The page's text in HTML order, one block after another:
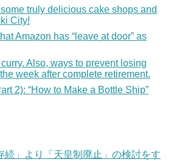
some truly delicious cake shops and
City!
Amazon has “leave at door” as
Also, ways to prevent losing
week after complete retirement.
2): “How to Make a Bottle Ship”
続」より「天皇制廃止」の検討をす